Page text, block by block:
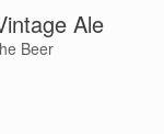
Ale
Beer